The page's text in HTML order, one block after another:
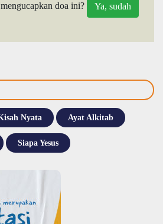
doa ini?
Nyata Ayat Alkitab
Siapa Yesus